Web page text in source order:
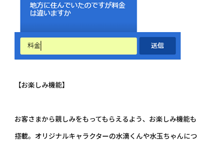
【お楽しみ機能】
お客さまから親しみをもってもらえるよう、お楽しみ機能も
搭載。オリジナルキャラクターの水滴くんや水玉ちゃんにつ